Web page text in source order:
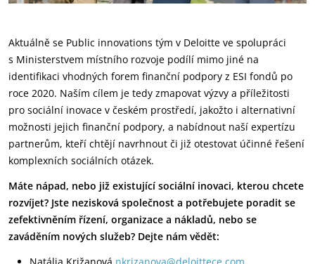
Aktuálně se Public innovations tým v Deloitte ve spolupráci
s Ministerstvem místního rozvoje podílí mimo jiné na
identifikaci vhodných forem finanční podpory z ESI fondů po
roce 2020. Naším cílem je tedy zmapovat výzvy a příležitosti
pro sociální inovace v českém prostředí, jakožto i alternativní
možnosti jejich finanční podpory, a nabídnout naší expertízu
partnerům, kteří chtějí navrhnout či již otestovat účinné řešení
komplexních sociálních otázek.
Máte nápad, nebo již existující sociální inovaci, kterou chcete
rozvíjet? Jste nezisková společnost a potřebujete poradit se
zefektivněním řízení, organizace a nákladů, nebo se
zaváděním nových služeb? Dejte nám vědět: